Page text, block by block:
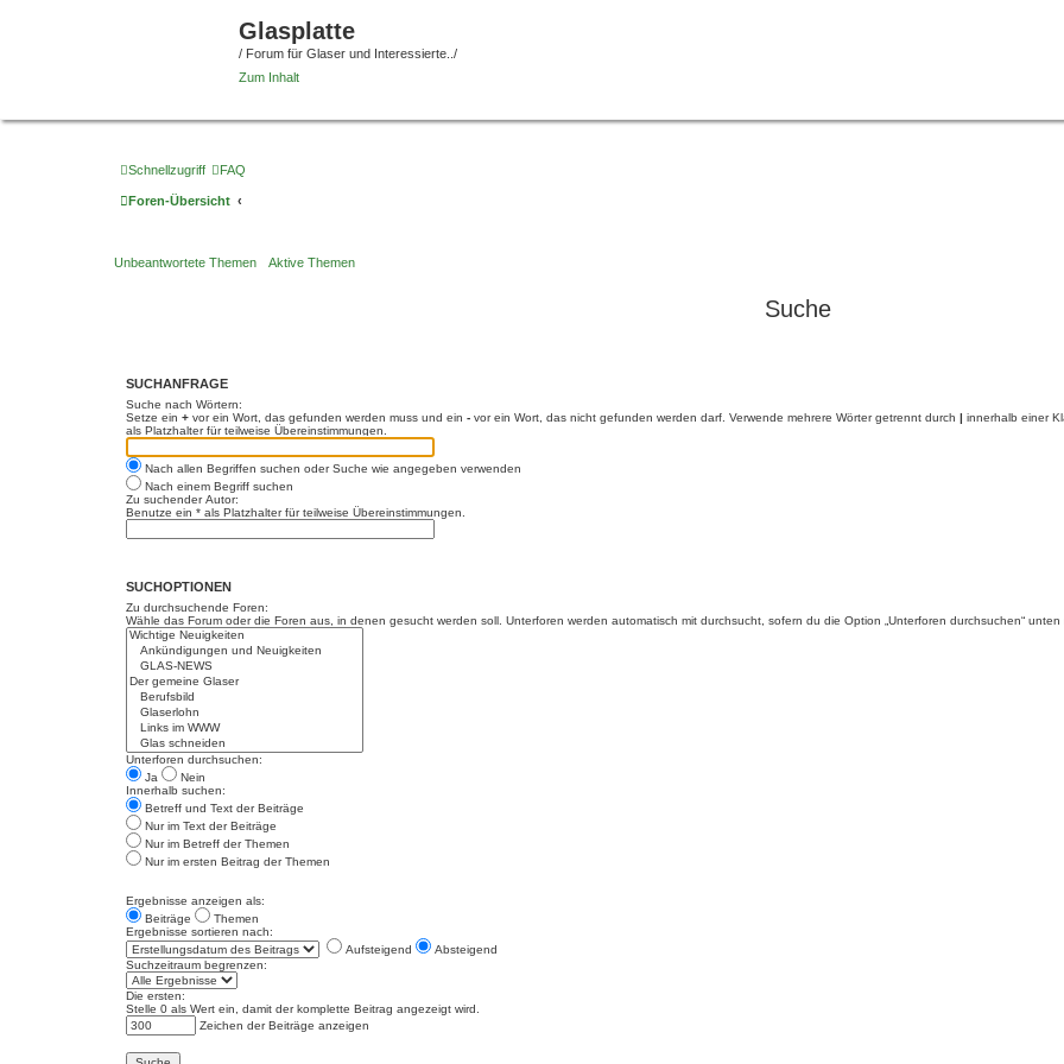
Glasplatte
/ Forum für Glaser und Interessierte../
Zum Inhalt
Schnellzugriff FAQ
Foren-Übersicht
Unbeantwortete Themen Aktive Themen
Suche
SUCHANFRAGE
Suche nach Wörtern:
Setze ein + vor ein Wort, das gefunden werden muss und ein - vor ein Wort, das nicht gefunden werden darf. Verwende mehrere Wörter getrennt durch | innerhalb einer
als Platzhalter für teilweise Übereinstimmungen.
Nach allen Begriffen suchen oder Suche wie angegeben verwenden
Nach einem Begriff suchen
Zu suchender Autor:
Benutze ein * als Platzhalter für teilweise Übereinstimmungen.
SUCHOPTIONEN
Zu durchsuchende Foren:
Wähle das Forum oder die Foren aus, in denen gesucht werden soll. Unterforen werden automatisch mit durchsucht, sofern du die Option „Unterforen durchsuchen“ unten
Unterforen durchsuchen:
Ja
Nein
Innerhalb suchen:
Betreff und Text der Beiträge
Nur im Text der Beiträge
Nur im Betreff der Themen
Nur im ersten Beitrag der Themen
Ergebnisse anzeigen als:
Beiträge
Themen
Ergebnisse sortieren nach:
Aufsteigend
Absteigend
Suchzeitraum begrenzen:
Die ersten:
Stelle 0 als Wert ein, damit der komplette Beitrag angezeigt wird.
Zeichen der Beiträge anzeigen